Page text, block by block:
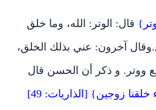
قال: الوتر: الله، وما خلق
.وقال آخرون: عني بذلك الخلق،
ووتر. و ذكر أن الحسن قال
زوجين} [الذاريات: 49]